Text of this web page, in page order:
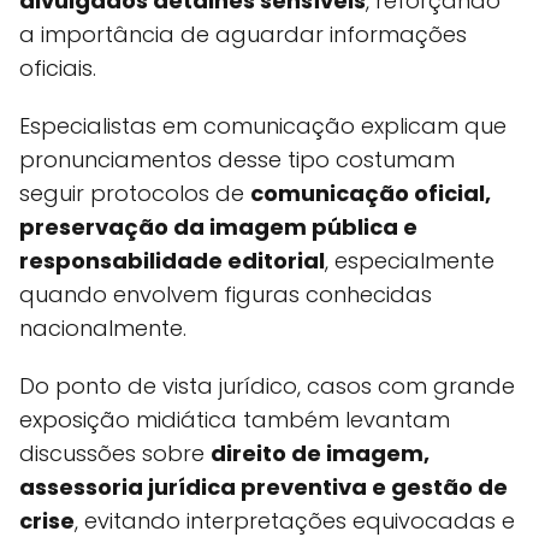
a importância de aguardar informações
oficiais.
Especialistas em comunicação explicam que
pronunciamentos desse tipo costumam
seguir protocolos de comunicação oficial,
preservação da imagem pública e
responsabilidade editorial, especialmente
quando envolvem figuras conhecidas
nacionalmente.
Do ponto de vista jurídico, casos com grande
exposição midiática também levantam
discussões sobre direito de imagem,
assessoria jurídica preventiva e gestão de
crise, evitando interpretações equivocadas e